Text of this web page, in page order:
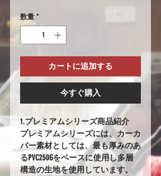
数量 *
カートに追加する
今すぐ購入
1.プレミアムシリーズ商品紹介
プレミアムシリーズには、カーカ
バー素材としては、最も厚みのあ
るPVC250Gをベースに使用し多層
構造の生地を使用しています。